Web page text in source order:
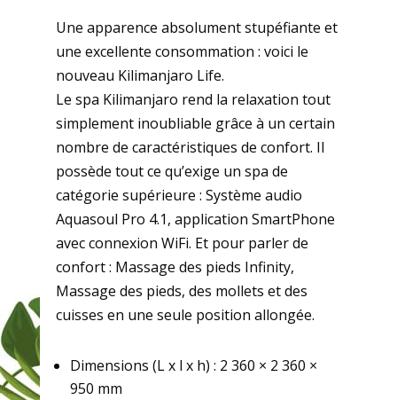
Une apparence absolument stupéfiante et
une excellente consommation : voici le
nouveau Kilimanjaro Life.
Le spa Kilimanjaro rend la relaxation tout
simplement inoubliable grâce à un certain
nombre de caractéristiques de confort. Il
possède tout ce qu’exige un spa de
catégorie supérieure : Système audio
Aquasoul Pro 4.1, application SmartPhone
avec connexion WiFi. Et pour parler de
confort : Massage des pieds Infinity,
Massage des pieds, des mollets et des
cuisses en une seule position allongée.
Dimensions (L x l x h) : 2 360 × 2 360 ×
950 mm